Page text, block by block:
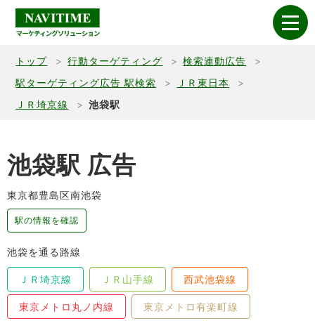
トップ 行動ターゲティング
検索連動広告
駅ターゲティング広告 駅検索
ＪＲ東日本
ＪＲ埼京線
池袋駅
池袋駅 広告
東京都豊島区南池袋
駅の情報を確認
池袋を通る路線
ＪＲ埼京線 ＪＲ山手線 西武池袋線
東京メトロ丸ノ内線 東京メトロ有楽町線